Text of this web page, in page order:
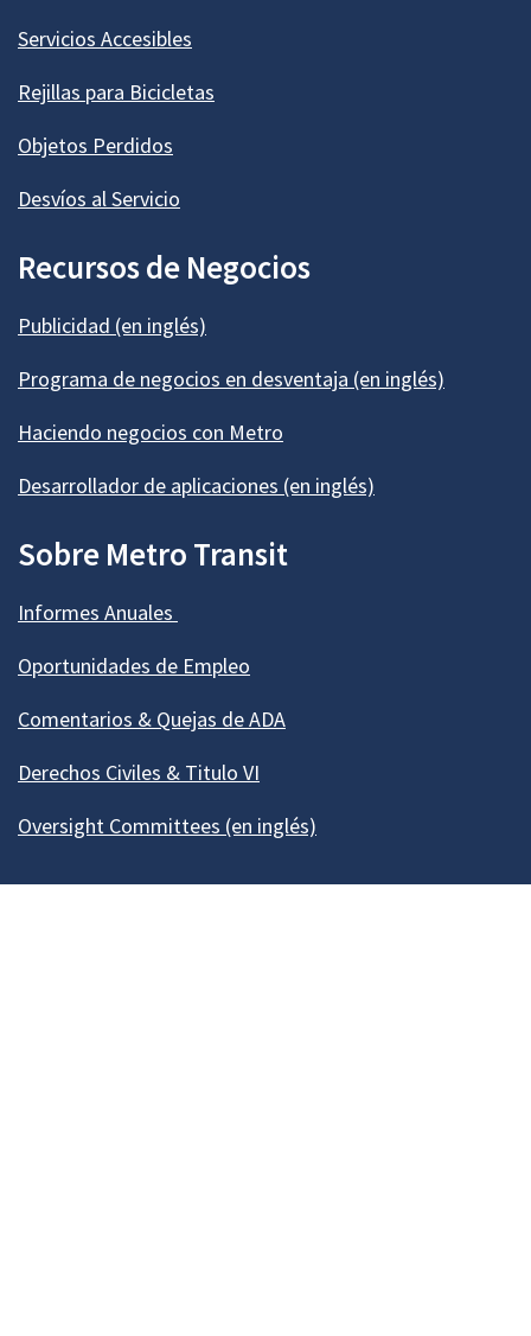
Servicios Accesibles
Rejillas para Bicicletas
Objetos Perdidos
Desvíos al Servicio
Recursos de Negocios
Publicidad (en inglés)
Programa de negocios en desventaja (en inglés)
Haciendo negocios con Metro
Desarrollador de aplicaciones (en inglés)
Sobre Metro Transit
Informes Anuales
Oportunidades de Empleo
Comentarios & Quejas de ADA
Derechos Civiles & Titulo VI
Oversight Committees (en inglés)